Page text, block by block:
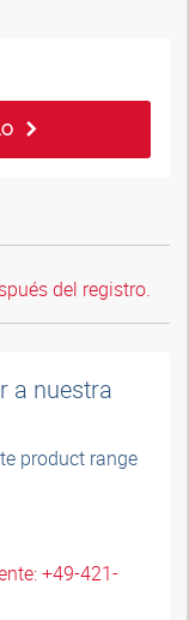
del registro.
a nuestra
product range
+49-421-